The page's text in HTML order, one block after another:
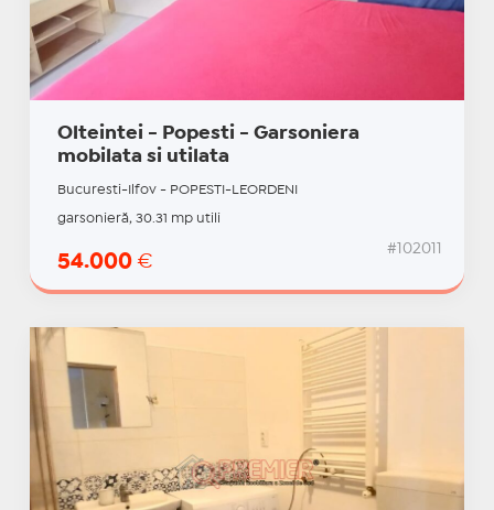
Olteintei - Popesti - Garsoniera
mobilata si utilata
Bucuresti-Ilfov - POPESTI-LEORDENI
garsonieră, 30.31 mp utili
54.000 €
#102011